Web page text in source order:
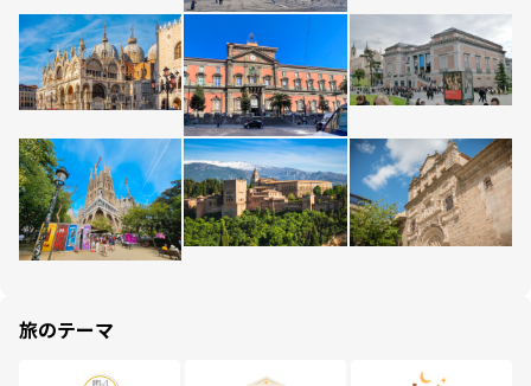
旅のテーマ